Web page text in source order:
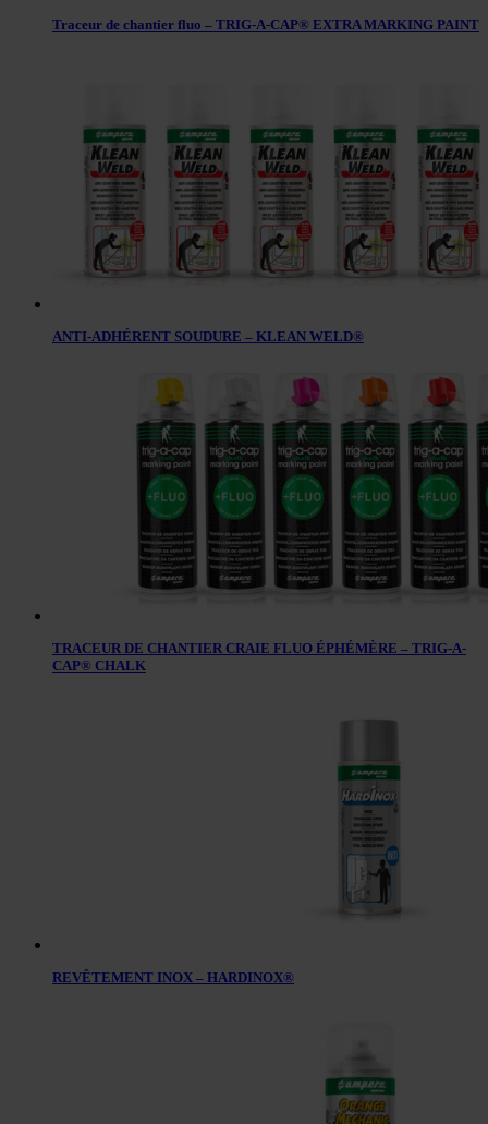
Traceur de chantier fluo – TRIG-A-CAP® EXTRA MARKING PAINT
ANTI-ADHÉRENT SOUDURE – KLEAN WELD®
TRACEUR DE CHANTIER CRAIE FLUO ÉPHÉMÈRE – TRIG-A-
CAP® CHALK
REVÊTEMENT INOX – HARDINOX®